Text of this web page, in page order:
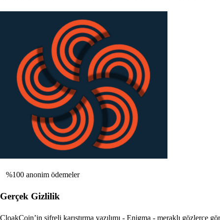
%100 anonim ödemeler
Gerçek Gizlilik
CloakCoin’in şifreli karıştırma yazılımı - Enigma - meraklı gözlerce